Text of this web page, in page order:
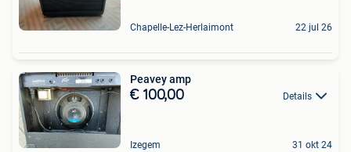
Chapelle-Lez-Herlaimont 22 jul 26
Peavey amp
€ 100,00 Details
Izegem 31 okt 24